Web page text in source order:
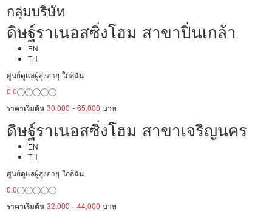
กลุ่มบริษัท
ดิษฐ์ราเนอสซิ่งโฮม สาขาปิ่นเกล้า
EN
TH
ศูนย์ดูแลผู้สูงอายุ ใกล้ฉัน
0.0
ราคาเริ่มต้น 30,000 -65,000 บาท
ดิษฐ์ราเนอสซิ่งโฮม สาขาเจริญนคร
EN
TH
ศูนย์ดูแลผู้สูงอายุ ใกล้ฉัน
0.0
ราคาเริ่มต้น 32,000 -44,000 บาท